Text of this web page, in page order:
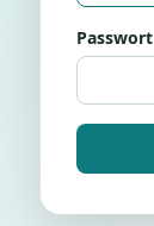
Passwort